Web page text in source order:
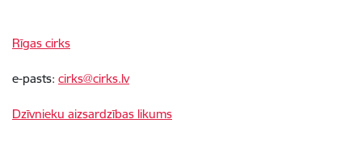
Rīgas cirks
e-pasts: cirks@cirks.lv
Dzīvnieku aizsardzības likums